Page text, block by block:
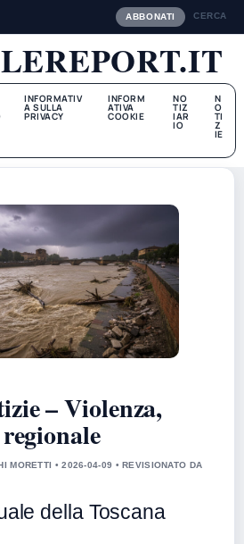
ABBONATI CERCA
INFORMATIV
A SULLA
PRIVACY
INFORM
ATIVA
COOKIE
NO
TIZ
IAR
IO
N
O
TI
Z
IE
– Violenza,
MORETTI • 2026-04-09 • REVISIONATO DA
della Toscana